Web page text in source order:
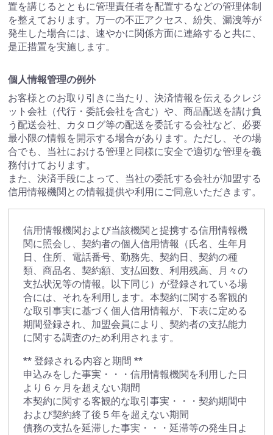
置を講じるとともに管理責任者を配置するなどの管理体制
を整えております。万一の不正アクセス、紛失、漏洩等が
発生した場合には、速やかに関係方面に連絡すると共に、
是正措置を実施します。
個人情報管理の例外
お客様とのお取り引きに当たり、決済情報を伝えるクレジ
ット会社（代行・委託会社を含む）や、商品配送を請け負
う配送会社、カタログ等の配送を委託する会社など、必要
最小限の情報を開示する場合があります。ただし、その場
合でも、当社における管理と同様に安全で適切な管理を義
務付けております。
また、決済手段によって、当社の委託する会社が加盟する
信用情報機関との情報提供や利用にご同意いただきます。
信用情報機関および当該機関と提携する信用情報機
関に照会し、契約者の個人信用情報（氏名、生年月
日、住所、電話番号、勤務先、契約日、契約の種
類、商品名、契約額、支払回数、利用残高、月々の
支払状況等の情報。以下同じ）が登録されている場
合には、それを利用します。本契約に関する客観的
な取引事実に基づく個人信用情報が、下表に定める
期間登録され、加盟会員により、契約者の支払能力
に関する調査のため利用されます。
** 登録される内容と期間 **
申込みをした事実・・・信用情報機関を利用した日
より６ヶ月を超えない期間
本契約に関する客観的な取引事実・・・契約期間中
および契約終了後５年を超えない期間
債務の支払を延滞した事実・・・延滞等の発生日よ